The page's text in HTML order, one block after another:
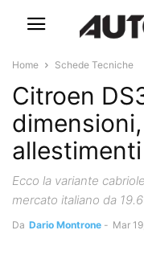
Home Schede Tecniche
Citroen
allestimenti
Ecco la variante
mercato italiano da
Da Dario Montrone - Mar